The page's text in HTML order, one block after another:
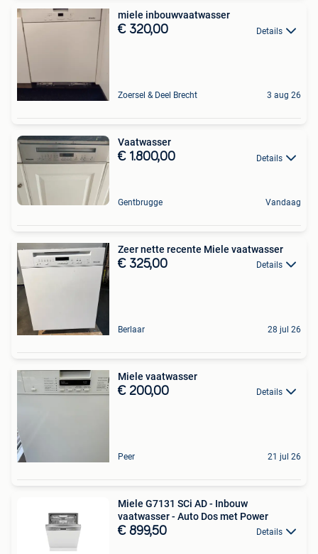
miele inbouwvaatwasser
€ 320,00 Details
Zoersel & Deel Brecht 3 aug 26
Vaatwasser
€ 1.800,00 Details
Gentbrugge Vandaag
Zeer nette recente Miele vaatwasser
€ 325,00 Details
Berlaar 28 jul 26
Miele vaatwasser
€ 200,00 Details
Peer 21 jul 26
Miele G7131 SCi AD - Inbouw
vaatwasser - Auto Dos met Power
€ 899,50 Details